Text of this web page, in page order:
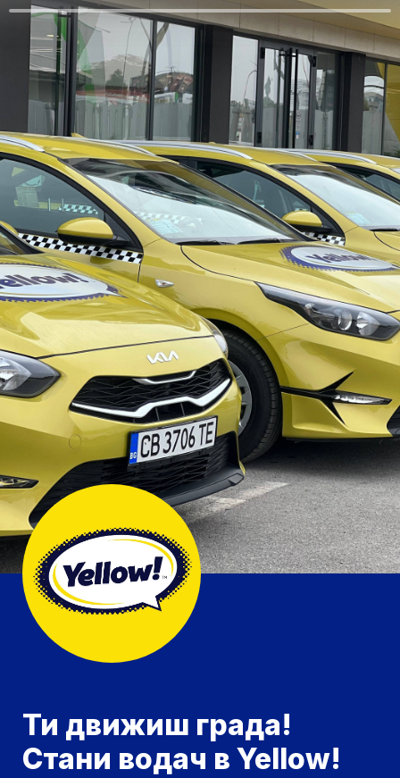
Ти движиш града!
Стани водач в Yellow!